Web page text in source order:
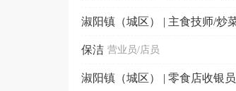
保洁 营业员/店员
淑阳镇（城区） | 零食店收银员